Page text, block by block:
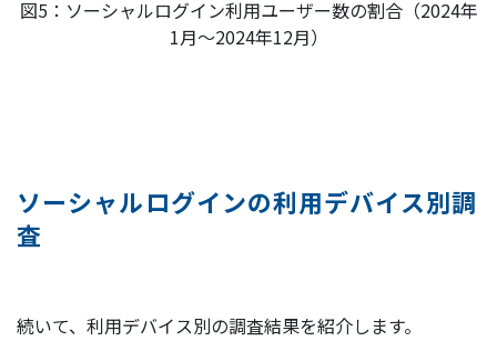
図5：ソーシャルログイン利用ユーザー数の割合（2024年
1月～2024年12月）
ソーシャルログインの利用デバイス別調
査
続いて、利用デバイス別の調査結果を紹介します。